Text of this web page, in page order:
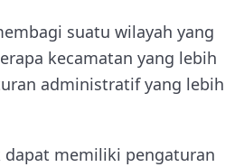
suatu wilayah yang
kecamatan yang lebih
administratif yang lebih
dapat memiliki pengaturan